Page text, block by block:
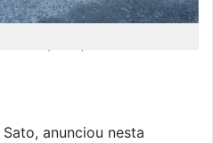
anunciou nesta